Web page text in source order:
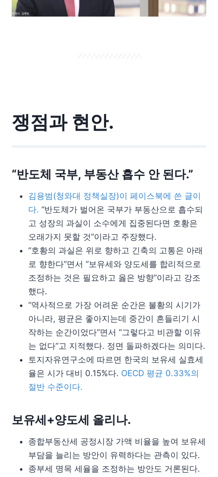
쟁점과 현안.
“반도체 국부, 부동산 흡수 안 된다.”
김용범(청와대 정책실장)이 페이스북에 쓴 글이
다. “반도체가 벌어온 국부가 부동산으로 흡수되
고 성장의 과실이 소수에게 집중된다면 호황은
오래가지 못할 것”이라고 주장했다.
“호황의 과실은 위로 향하고 긴축의 고통은 아래
로 향한다”면서 “보유세와 양도세를 합리적으로
조정하는 것은 필요하고 옳은 방향”이라고 강조
했다.
“역사적으로 가장 어려운 순간은 불황의 시기가
아니라, 평균은 좋아지는데 중간이 흔들리기 시
작하는 순간이었다”면서 “그렇다고 비관할 이유
는 없다”고 지적했다. 정면 돌파하겠다는 의미다.
토지자유연구소에 따르면 한국의 보유세 실효세
율은 시가 대비 0.15%다. OECD 평균 0.33%의
절반 수준이다.
보유세+양도세 올리나.
종합부동산세 공정시장 가액 비율을 높여 보유세
부담을 늘리는 방안이 유력하다는 관측이 있다.
종부세 명목 세율을 조정하는 방안도 거론된다.